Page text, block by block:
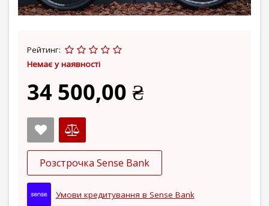
Немає у наявності
Рейтинг:
34 500,00 ₴
Розстрочка Sense Bank
Умови кредитування в Sense Bank